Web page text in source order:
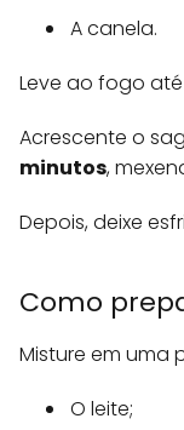
A canela.
Leve ao fogo
Acrescente o
minutos,
Depois, deixe
Como
Misture em uma
O leite;